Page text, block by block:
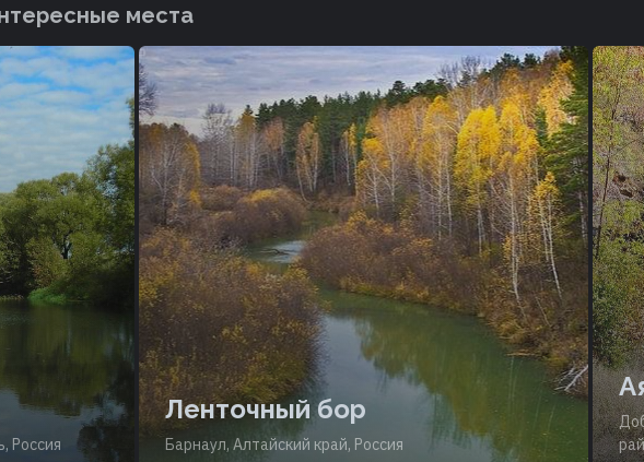
места
Россия
Ленточный бор
Барнаул, Алтайский край, Россия